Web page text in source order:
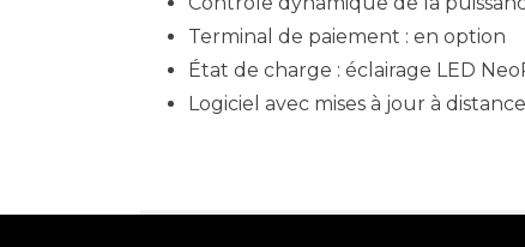
Terminal de paiement : en option
État de charge : éclairage LED
Logiciel avec mises à jour à